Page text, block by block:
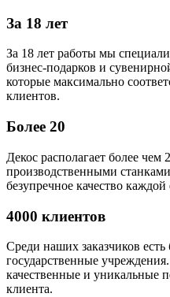
За 18 лет
За 18 лет работы мы
бизнес-подарков и
которые максимально
клиентов.
Более 20
Декос располагает более
производственными
безупречное качество
4000 клиентов
Среди наших заказчиков
государственные
качественные и уникальные
клиента.